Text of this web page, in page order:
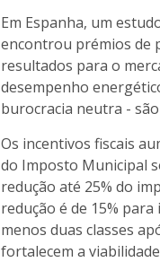
Em Espanha, um
encontrou prémios de
resultados para o
desempenho
burocracia neutra -
Os incentivos fiscais
do Imposto Municipal
redução até 25% do
redução é de 15%
menos duas classes
fortalecem a